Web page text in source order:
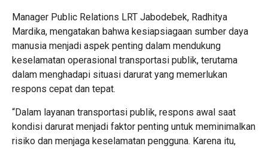
Manager Public Relations LRT Jabodebek, Radhitya
Mardika, mengatakan bahwa kesiapsiagaan sumber daya
manusia menjadi aspek penting dalam mendukung
keselamatan operasional transportasi publik, terutama
dalam menghadapi situasi darurat yang memerlukan
respons cepat dan tepat.
“Dalam layanan transportasi publik, respons awal saat
kondisi darurat menjadi faktor penting untuk meminimalkan
risiko dan menjaga keselamatan pengguna. Karena itu,